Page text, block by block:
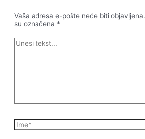
Vaša adresa e-pošte neće biti objavljena.
su označena *
Unesi
Ime*